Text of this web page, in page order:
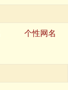
个性网名